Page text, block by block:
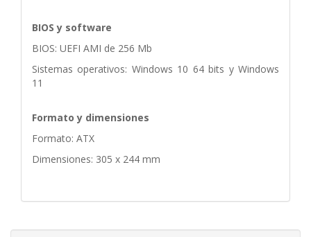
BIOS y software
BIOS: UEFI AMI de 256 Mb
Sistemas operativos: Windows 10 64 bits y Windows
11
Formato y dimensiones
Formato: ATX
Dimensiones: 305 x 244 mm